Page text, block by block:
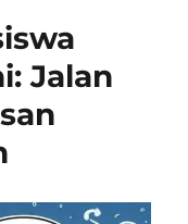
Jalan